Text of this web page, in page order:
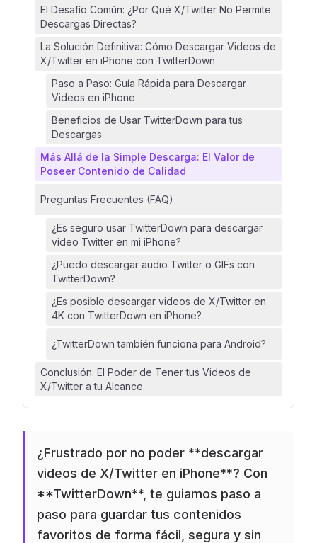
El Desafío Común: ¿Por Qué X/Twitter No Permite
Descargas Directas?
La Solución Definitiva: Cómo Descargar Videos de
X/Twitter en iPhone con TwitterDown
Paso a Paso: Guía Rápida para Descargar
Videos en iPhone
Beneficios de Usar TwitterDown para tus
Descargas
Más Allá de la Simple Descarga: El Valor de
Poseer Contenido de Calidad
Preguntas Frecuentes (FAQ)
¿Es seguro usar TwitterDown para descargar
video Twitter en mi iPhone?
¿Puedo descargar audio Twitter o GIFs con
TwitterDown?
¿Es posible descargar videos de X/Twitter en
4K con TwitterDown en iPhone?
¿TwitterDown también funciona para Android?
Conclusión: El Poder de Tener tus Videos de
X/Twitter a tu Alcance
¿Frustrado por no poder **descargar
videos de X/Twitter en iPhone**? Con
**TwitterDown**, te guiamos paso a
paso para guardar tus contenidos
favoritos de forma fácil, segura y sin